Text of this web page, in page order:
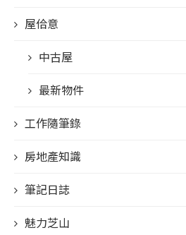
屋佮意
中古屋
最新物件
工作隨筆錄
房地產知識
筆記日誌
魅力芝山